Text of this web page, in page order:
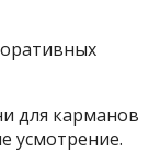
для карманов
усмотрение.